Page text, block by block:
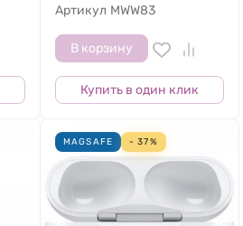
Артикул MWW83
В корзину
Купить в один клик
MAGSAFE - 37%